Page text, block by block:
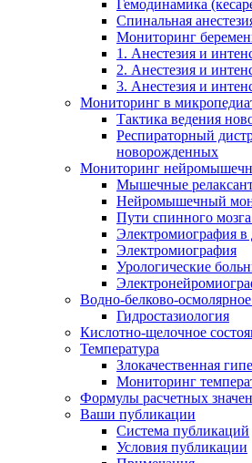
Гемодинамика
Спинальная
Мониторинг
1. Анестезия и
2. Анестезия и
3. Анестезия и
Мониторинг в
Тактика ведения
Респираторный
новорожденных
Мониторинг
Мышечные
Нейромышечный
Пути спинного
Электромиография в
Электромиография
Урологические
Водно-белково-
Гидростазиология
Кислотно-щелочное
Температура
Злокачественная
Мониторинг
Формулы расчетных
Ваши публикации
Система публикаций
Условия публикации